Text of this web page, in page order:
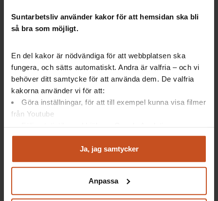
Suntarbetsliv använder kakor för att hemsidan ska bli
så bra som möjligt.
En del kakor är nödvändiga för att webbplatsen ska
fungera, och sätts automatiskt. Andra är valfria – och vi
behöver ditt samtycke för att använda dem. De valfria
kakorna använder vi för att:
Göra inställningar, för att till exempel kunna visa filmer
från Youtube
Analysera trafik för att kunna visa riktad information
Du kan när som helst återta ditt godkännande genom att
integritet@suntarbetsliv.se.
Ja, jag samtycker
Anpassa
Förebyggande omställningsinsatser kan ge dig som
medarbetare:
Utvecklingsmöjligheter
Handledning eller coachning
Trygghet i din anställning
Chans att hamna på rätt plats
Bättre arbetsmiljö